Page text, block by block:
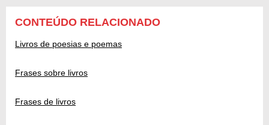
CONTEÚDO RELACIONADO
Livros de poesias e poemas
Frases sobre livros
Frases de livros